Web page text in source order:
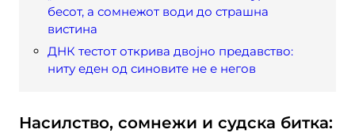
бесот, а сомнежот води до страшна
вистина
ДНК тестот открива двојно предавство:
ниту еден од синовите не е негов
Насилство, сомнежи и судска битка: